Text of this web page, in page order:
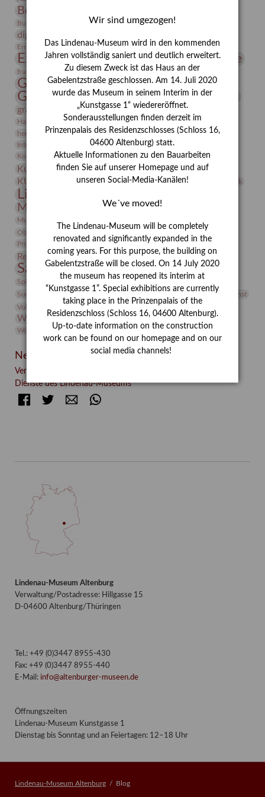
Bernhard August von Lindenau
Burg Posterstein Conrad Felixmüller Depot
digitallabor
Erdmann Julius Dietrich
Erlebnisportal estrusker Exlibris
Expressionismus Festrede Florenz Fotografie
frauen Frauen in der Antike und heute
Gerhard-Altenbourg-Preis
Gerhard Altenbourg
Gerhard Kurt Müller
grafische sammlung griechische Mythologie
Hanns-Conon von der Gabelentz Heinrich Kirchhoff Heldinnen
herman de vries Humboldt
Insekten
Integriertes Schädlingsmanagement
Italien Jahresempfang
Kolosseum
Kooperationsausstellung Korkmodelle Kunst
Kunstmuseum Kunstvermittlung Kunst von Kühl
KUNSTWAND Kurs Künstler Künstlerin Lehmbruck
Lindenau-Museum
Museumsgeschichte Museumsnacht
Museumspädagogik Natur
Objekt im Fokus
Phelloplastik
Pohlhof
Provenienz
Provenienzforschung
Restaurierung Rudi Lesser Ruth Wolf-Rehfeld
Sammlung Samstagszeichner Skulptur
Sonderausstellung
Sphinx
studio Studio Bildende Kunst
Suermondt-Ludwig-Museum
Vermittlung
Videokunst
Volontariat
Walter Rheiner Werefkin
Werkbetrachtung Winter Wissenschaft
Wolf and Dog
Wolf und Hund
Zirkuswoche
Neueste Beiträge
Verschenkt, verkauft, vergessen? – Kunstdetektivinnen im
Dienste des Lindenau-Museums
FacebookTwitter E-mail
Lindenau-Museum Altenburg
Verwaltung/Postadresse: Hillgasse 15
D-04600 Altenburg/Thüringen
Tel.: +49 (0)3447 8955-430
Fax: +49 (0)3447 8955-440
E-Mail: info@altenburger-museen.de
Öffnungszeiten
Lindenau-Museum Kunstgasse 1
Dienstag bis Sonntag und an Feiertagen: 12–18 Uhr
Lindenau-Museum Altenburg Blog
Wir sind umgezogen!
Das Lindenau-Museum wird in den kommenden
Jahren vollständig saniert und deutlich erweitert.
Zu diesem Zweck ist das Haus an der
Gabelentzstraße geschlossen. Am 14. Juli 2020
wurde das Museum in seinem Interim in der
„Kunstgasse 1“ wiedereröffnet.
Sonderausstellungen finden derzeit im
Prinzenpalais des Residenzschlosses (Schloss 16,
04600 Altenburg) statt.
Aktuelle Informationen zu den Bauarbeiten
finden Sie auf unserer Homepage und auf
unseren Social-Media-Kanälen!
We´ve moved!
The Lindenau-Museum will be completely
renovated and significantly expanded in the
coming years. For this purpose, the building on
Gabelentzstraße will be closed. On 14 July 2020
the museum has reopened its interim at
“Kunstgasse 1”. Special exhibitions are currently
taking place in the Prinzenpalais of the
Residenzschloss (Schloss 16, 04600 Altenburg).
Up-to-date information on the construction
work can be found on our homepage and on our
social media channels!